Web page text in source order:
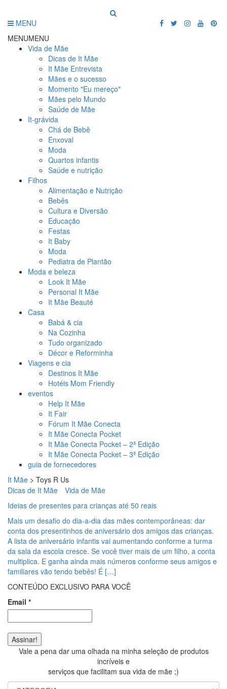
MENU
MENUMENU
Vida de Mãe
Dicas de It Mãe
It Mãe Entrevista
Mães e o sucesso
Momento "Eu mereço"
Mães pelo Mundo
Saúde de Mãe
It-grávida
Chá de Bebê
Enxoval
Moda
Quartos infantis
Saúde e nutrição
Filhos
Alimentação e Nutrição
Bebês
Cultura e Diversão
Educação
Festas
It Baby
Moda
Pediatra de Plantão
Moda e beleza
Look It Mãe
Personal It Mãe
It Mãe Beauté
Casa
Babá & cia
Na Cozinha
Tudo organizado
Décor e Reforminha
Viagens e cia
Destinos It Mãe
Hotéis Mom Friendly
eventos
Help It Mãe
It Fair
Fórum It Mãe Conecta
It Mãe Conecta Pocket
It Mãe Conecta Pocket – 2ª Edição
It Mãe Conecta Pocket – 3ª Edição
guia de fornecedores
It Mãe > Toys R Us
Dicas de It Mãe
Vida de Mãe
Ideias de presentes para crianças até 50 reais
Mais um desafio do dia-a-dia das mães contemporâneas: dar
conta dos presentinhos de aniversário dos amigos das crianças.
A lista de aniversário infantis vai aumentando conforme a turma
da sala da escola cresce. Se você tiver mais de um filho, a conta
multiplica. E ganha ainda mais números conforme seus amigos e
familiares vão tendo bebês! É […]
CONTEÚDO EXCLUSIVO PARA VOCÊ
Email *
Vale a pena dar uma olhada na minha seleção de produtos
incríveis e
serviços que facilitam sua vida de mãe ;)